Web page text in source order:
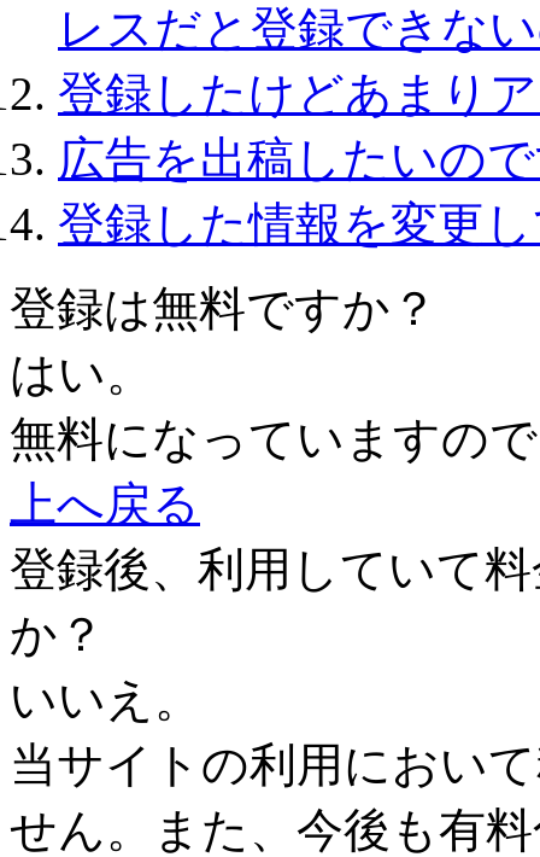
レスだと登録できな
登録したけどあまり
広告を出稿したいの
登録した情報を変更
登録は無料ですか？
はい。
無料になっていますの
上へ戻る
登録後、利用していて
か？
いいえ。
当サイトの利用におい
せん。また、今後も有